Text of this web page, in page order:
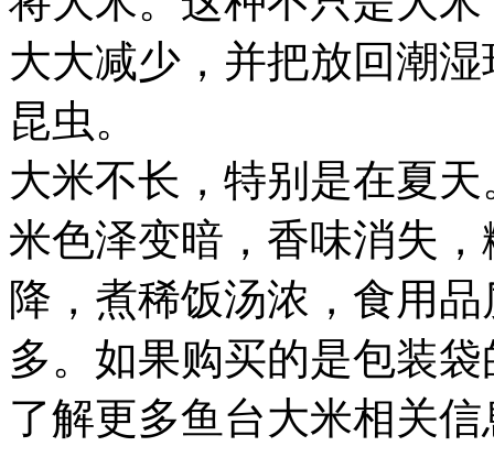
大大减少，并把放回潮
昆虫。
大米不长，特别是在夏
米色泽变暗，香味消失
降，煮稀饭汤浓，食用
多。如果购买的是包装
了解更多鱼台大米相关